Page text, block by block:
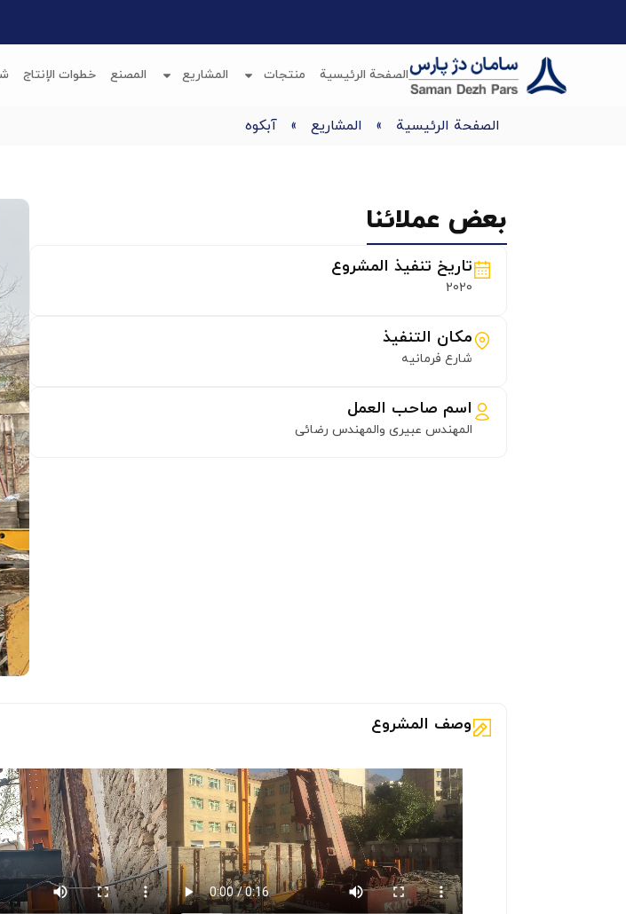
الصفحة الرئيسية منتجات المشاريع المصنع خطوات الإنتاج
الصفحة الرئيسية » المشاريع » آبکوه
بعض عملائنا
تاريخ تنفيذ المشروع
2020
مكان التنفيذ
شارع فرمانیه
اسم صاحب العمل
المهندس عبیری والمهندس رضائی
وصف المشروع